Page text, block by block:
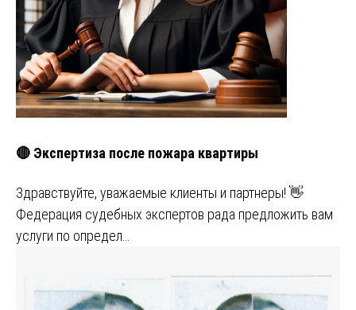
🔴 Экспертиза после пожара квартиры
Здравствуйте, уважаемые клиенты и партнеры! 👋
Федерация судебных экспертов рада предложить вам
услуги по определ…